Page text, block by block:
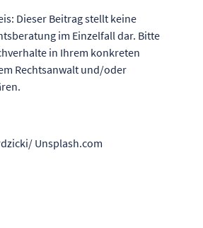
Dieser Beitrag stellt keine
im Einzelfall dar. Bitte
in Ihrem konkreten
Rechtsanwalt und/oder
Unsplash.com